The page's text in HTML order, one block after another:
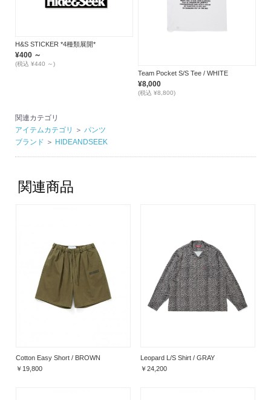
H&S STICKER *4種類展開*
¥400 ～
(税込 ¥440 ～)
Team Pocket S/S Tee / WHITE
¥8,000
(税込 ¥8,800)
関連カテゴリ
アイテムカテゴリ
＞ パンツ
ブランド ＞ HIDEANDSEEK
関連商品
Cotton Easy Short / BROWN
￥19,800
Leopard L/S Shirt / GRAY
￥24,200